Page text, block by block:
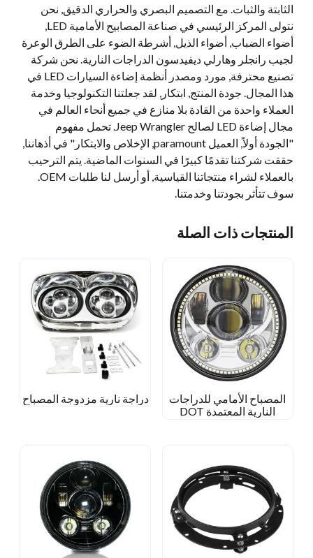
الثابتة والثبات. مع التصميم البصري والحراري الدقيق, نحن
نتولى المركز الرئيسي في صناعة المصابيح الأمامية LED,
أضواء الضباب, أضواء الذيل, أشرطة الضوء على الطرق الوعرة
لجيب رانجلر وهارلي ديفيدسون الدراجات النارية. نحن شركة
تصنيع محترفة, مورد ومصدر أنظمة إضاءة السيارات LED في
هذا المجال. جودة المنتج, ابتكار, لقد جعلتنا التكنولوجيا وخدمة
العملاء واحدة من القادة بلا منازع في جميع أنحاء العالم في
مجال إضاءة LED لصالح Jeep Wrangler. تحمل مفهوم
"الجودة أولاً, العميل paramount, الإخلاص والابتكار" في أذهاننا,
حققت شركتنا تقدمًا كبيرًا في السنوات الماضية. يتم الترحيب
بالعملاء لشراء منتجاتنا القياسية, أو أرسل لنا طلبات OEM.
سوف تتأثر بجودتنا وخدمتنا.
المنتجات ذات الصلة
دراجة نارية مزدوجة المصباح
المصباح الأمامي للدراجات
النارية المعتمدة DOT